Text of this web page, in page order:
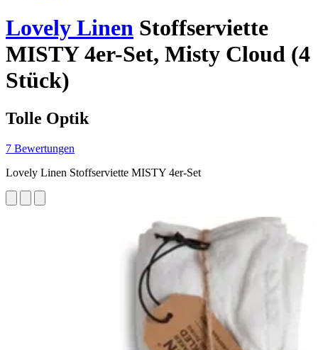
Lovely Linen Stoffserviette
MISTY 4er-Set, Misty Cloud (4
Stück)
Tolle Optik
7 Bewertungen
Lovely Linen Stoffserviette MISTY 4er-Set